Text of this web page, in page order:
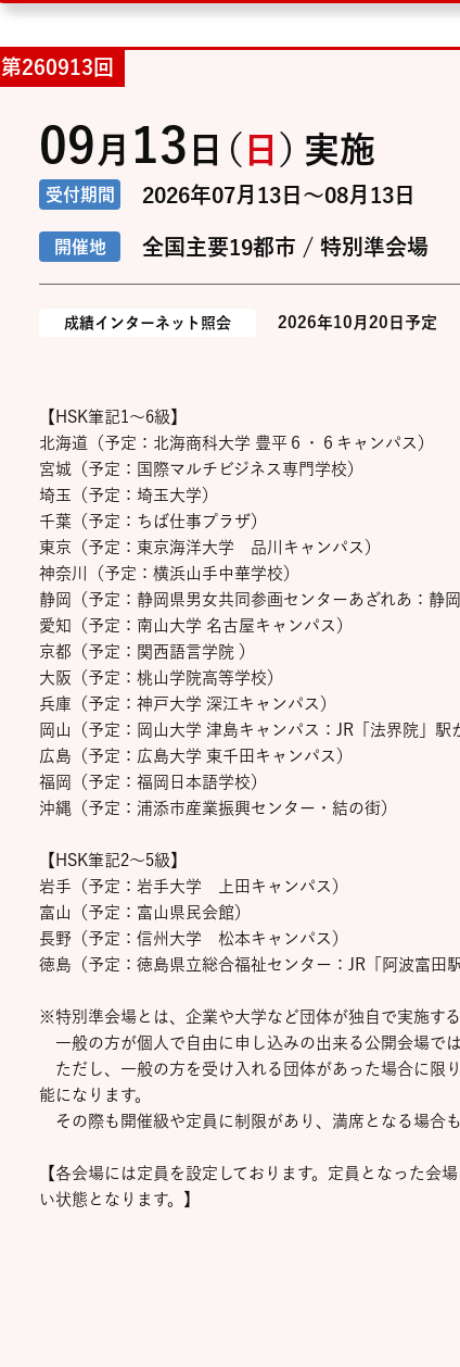
第260913回
09 月 13 日（ 日 ）実施
受付期間 2026年07月13日～08月13日
開催地 全国主要19都市 / 特別準会場
成績インターネット照会 2026年10月20日予定
【HSK筆記1～6級】
北海道（予定：北海商科大学 豊平６・６キャンパス）
宮城（予定：国際マルチビジネス専門学校）
埼玉（予定：埼玉大学）
千葉（予定：ちば仕事プラザ）
東京（予定：東京海洋大学 品川キャンパス）
神奈川（予定：横浜山手中華学校）
静岡（予定：静岡県男女共同参画センターあざれあ：静
愛知（予定：南山大学 名古屋キャンパス）
京都（予定：関西語言学院 ）
大阪（予定：桃山学院高等学校）
兵庫（予定：神戸大学 深江キャンパス）
岡山（予定：岡山大学 津島キャンパス：JR「法界院」駅
広島（予定：広島大学 東千田キャンパス）
福岡（予定：福岡日本語学校）
沖縄（予定：浦添市産業振興センター・結の街）
【HSK筆記2～5級】
岩手（予定：岩手大学 上田キャンパス）
富山（予定：富山県民会館）
長野（予定：信州大学 松本キャンパス）
徳島（予定：徳島県立総合福祉センター：JR「阿波富田
※特別準会場とは、企業や大学など団体が独自で実施する
一般の方が個人で自由に申し込みの出来る公開会場では
ただし、一般の方を受け入れる団体があった場合に限
能になります。
その際も開催級や定員に制限があり、満席となる場合も
【各会場には定員を設定しております。定員となった会
い状態となります。】